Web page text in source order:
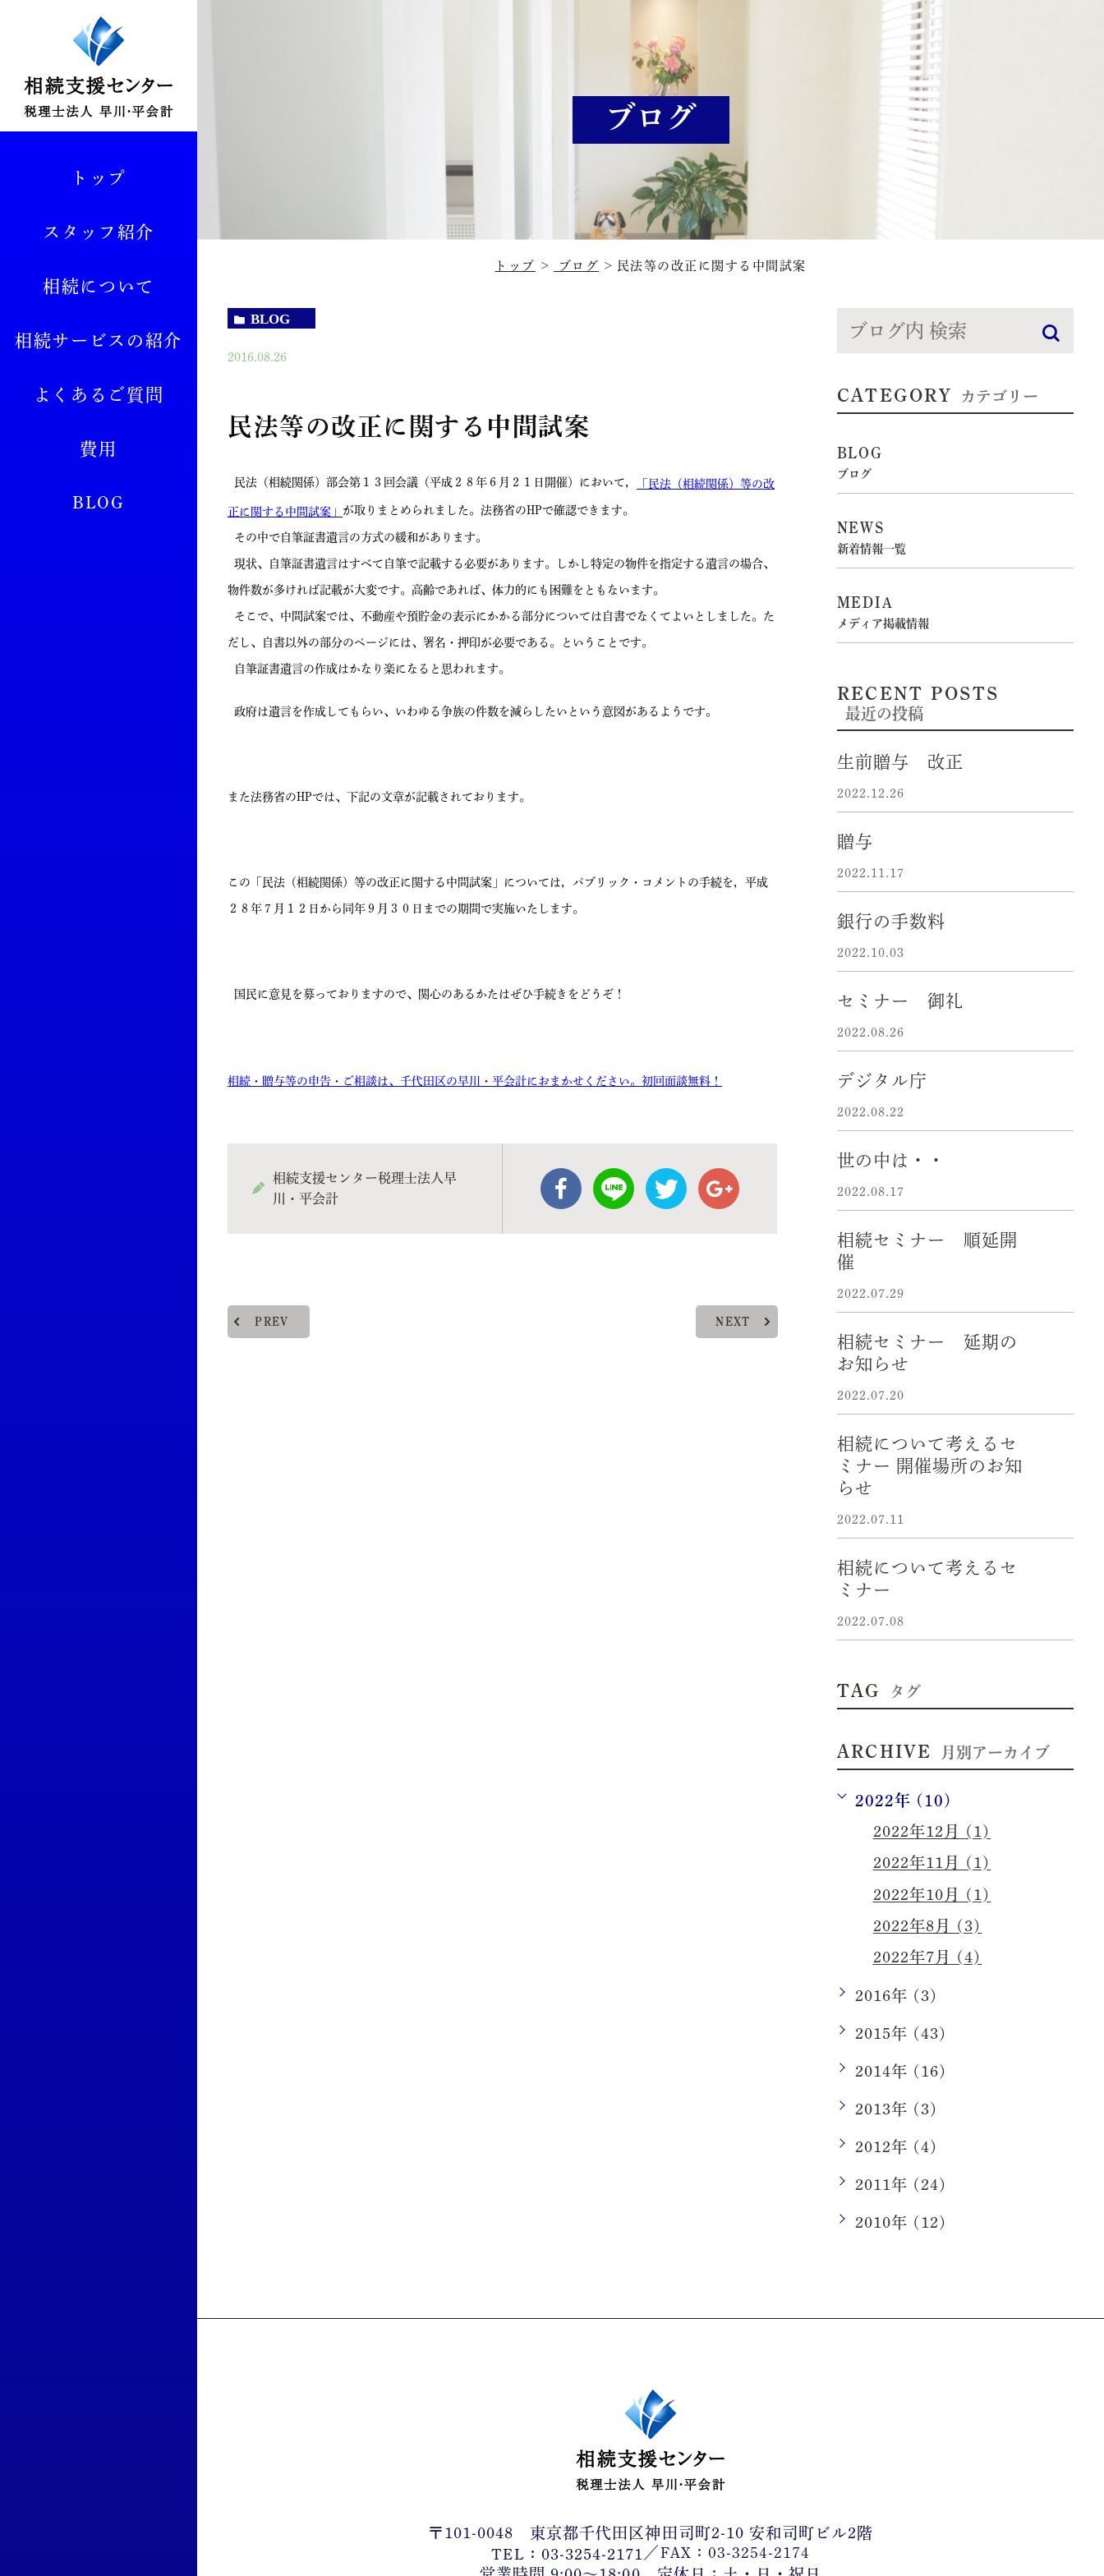
トップ
スタッフ紹介
相続について
相続サービスの紹介
よくあるご質問
費用
BLOG
ブログ
トップ ブログ 民法等の改正に関する中間試案
BLOG
2016.08.26
民法等の改正に関する中間試案
民法（相続関係）部会第１３回会議（平成２８年６月２１日開催）において， 「民法（相続関係）等の改
正に関する中間試案」 が取りまとめられました。法務省のHPで確認できます。
その中で自筆証書遺言の方式の緩和があります。
現状、自筆証書遺言はすべて自筆で記載する必要があります。しかし特定の物件を指定する遺言の場合、
物件数が多ければ記載が大変です。高齢であれば、体力的にも困難をともないます。
そこで、中間試案では、不動産や預貯金の表示にかかる部分については自書でなくてよいとしました。た
だし、自書以外の部分のページには、署名・押印が必要である。ということです。
自筆証書遺言の作成はかなり楽になると思われます。
政府は遺言を作成してもらい、いわゆる争族の件数を減らしたいという意図があるようです。
また法務省のHPでは、下記の文章が記載されております。
この「民法（相続関係）等の改正に関する中間試案」については，パブリック・コメントの手続を，平成
２８年７月１２日から同年９月３０日までの期間で実施いたします。
国民に意見を募っておりますので、関心のあるかたはぜひ手続きをどうぞ！
相続・贈与等の申告・ご相談は、千代田区の早川・平会計におまかせください。初回面談無料！
相続支援センター税理士法人早
川・平会計
PREV NEXT
CATEGORY カテゴリー
BLOG
ブログ
NEWS
新着情報一覧
MEDIA
メディア掲載情報
RECENT POSTS
最近の投稿
生前贈与 改正
2022.12.26
贈与
2022.11.17
銀行の手数料
2022.10.03
セミナー 御礼
2022.08.26
デジタル庁
2022.08.22
世の中は・・
2022.08.17
相続セミナー 順延開
催
2022.07.29
相続セミナー 延期の
お知らせ
2022.07.20
相続について考えるセ
ミナー 開催場所のお知
らせ
2022.07.11
相続について考えるセ
ミナー
2022.07.08
TAG タグ
ARCHIVE 月別アーカイブ
2022年 (10)
2022年12月 (1)
2022年11月 (1)
2022年10月 (1)
2022年8月 (3)
2022年7月 (4)
2016年 (3)
2015年 (43)
2014年 (16)
2013年 (3)
2012年 (4)
2011年 (24)
2010年 (12)
〒101-0048東京都千代田区神田司町2-10 安和司町ビル2階
TEL：03-3254-2171 ／ FAX：03-3254-2174